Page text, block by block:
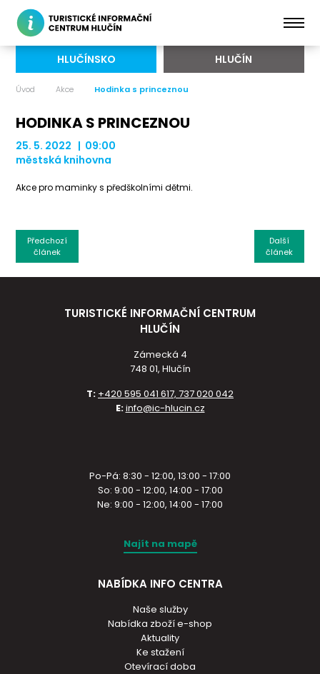
HLUČÍNSKO HLUČÍN
Úvod Akce Hodinka s princeznou
HODINKA S PRINCEZNOU
25. 5. 2022 | 09:00
městská knihovna
Akce pro maminky s předškolními dětmi.
Další
článek
Předchozí
článek
TURISTICKÉ INFORMAČNÍ CENTRUM
HLUČÍN
Zámecká 4
748 01, Hlučín
T: +420 595 041 617, 737 020 042
E:info@ic-hlucin.cz
Po-Pá: 8:30 - 12:00, 13:00 - 17:00
So: 9:00 - 12:00, 14:00 - 17:00
Ne: 9:00 - 12:00, 14:00 - 17:00
Najít na mapě
NABÍDKA INFO CENTRA
Naše služby
Nabídka zboží e-shop
Aktuality
Ke stažení
Otevírací doba